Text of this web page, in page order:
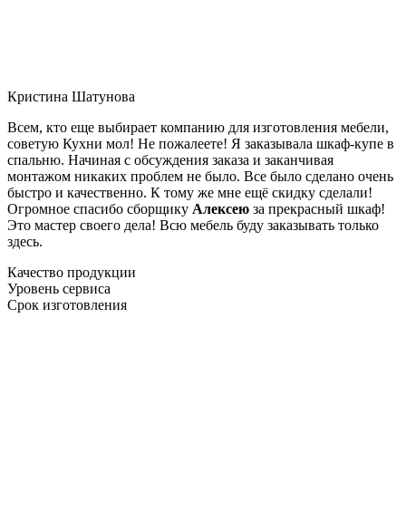
Кристина Шатунова
Всем, кто еще выбирает компанию для изготовления мебели,
советую Кухни мол! Не пожалеете! Я заказывала шкаф-купе в
спальню. Начиная с обсуждения заказа и заканчивая
монтажом никаких проблем не было. Все было сделано очень
быстро и качественно. К тому же мне ещё скидку сделали!
Огромное спасибо сборщику Алексею за прекрасный шкаф!
Это мастер своего дела! Всю мебель буду заказывать только
здесь.
Качество продукции
Уровень сервиса
Срок изготовления